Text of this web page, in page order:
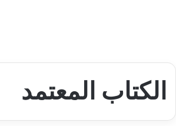
الكتاب المعتمد